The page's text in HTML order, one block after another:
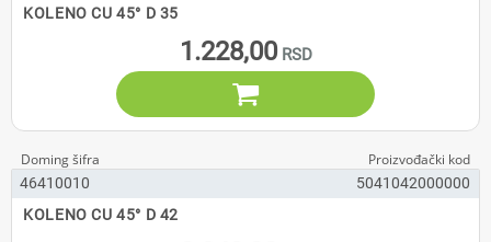
KOLENO CU 45° D 35
1.228,00

46410010
5041042000000
KOLENO CU 45° D 42